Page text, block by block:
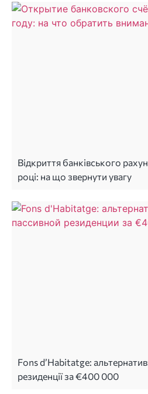
Відкриття банківського
році: на що звернути увагу
Fons d’Habitatge:
резиденції за €400 000